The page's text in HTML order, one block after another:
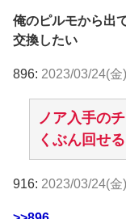
俺のピルモから出
交換したい
896: 2023/03/24(
ノア入手の
くぶん回せ
916: 2023/03/24(